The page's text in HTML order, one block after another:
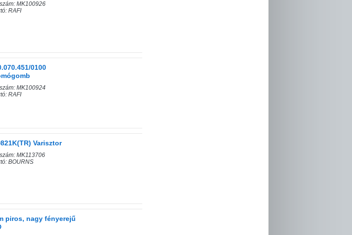
MK100926
RAFI
0100
MK100924
RAFI
Varisztor
MK113706
BOURNS
piros, nagy fényerejű